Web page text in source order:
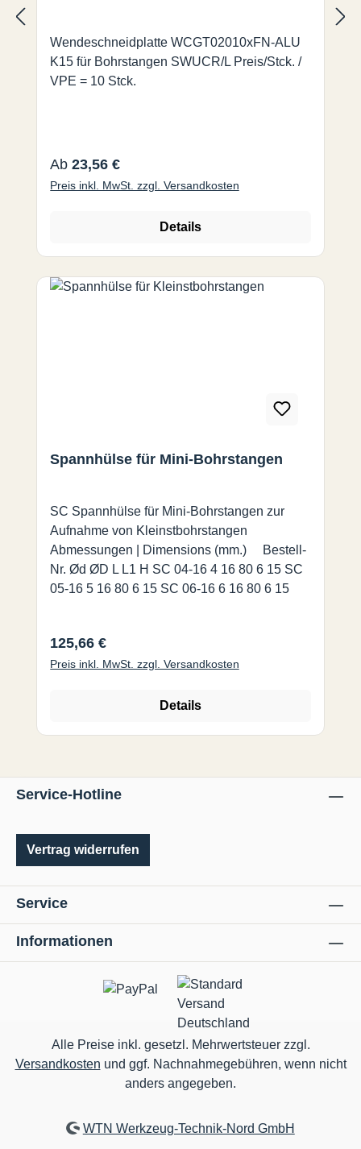
Wendeschneidplatte WCGT02010xFN-ALU
K15 für Bohrstangen SWUCR/L Preis/Stck. /
VPE = 10 Stck.
Regulärer Preis:
Ab 23,56 €
Preis inkl. MwSt. zzgl. Versandkosten
Details
Spannhülse für Mini-Bohrstangen
SC Spannhülse für Mini-Bohrstangen zur
Aufnahme von Kleinstbohrstangen
Abmessungen | Dimensions (mm.) Bestell-
Nr. Ød ØD L L1 H SC 04-16 4 16 80 6 15 SC
05-16 5 16 80 6 15 SC 06-16 6 16 80 6 15
Regulärer Preis:
125,66 €
Preis inkl. MwSt. zzgl. Versandkosten
Details
Service-Hotline
Vertrag widerrufen
Service
Informationen
Alle Preise inkl. gesetzl. Mehrwertsteuer zzgl.
Versandkosten und ggf. Nachnahmegebühren, wenn nicht
anders angegeben.
WTN Werkzeug-Technik-Nord GmbH